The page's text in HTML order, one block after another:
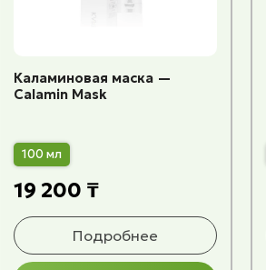
Каламиновая маска —
Calamin Mask
100 мл
19 200 ₸
Подробнее